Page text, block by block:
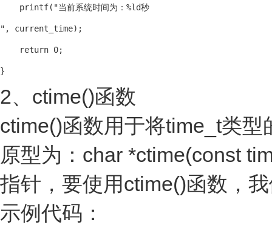
    printf("当前系统时间为：%ld秒
", current_time);
    return 0;
2、ctime()函数
ctime()函数用于将time_t类
原型为：char *ctime(const
指针，要使用ctime()函数，
示例代码：